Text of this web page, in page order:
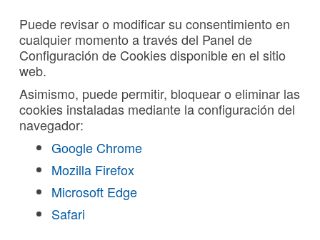
Puede revisar o modificar su consentimiento en
cualquier momento a través del Panel de
Configuración de Cookies disponible en el sitio
web.
Asimismo, puede permitir, bloquear o eliminar las
cookies instaladas mediante la configuración del
navegador:
Google Chrome
Mozilla Firefox
Microsoft Edge
Safari